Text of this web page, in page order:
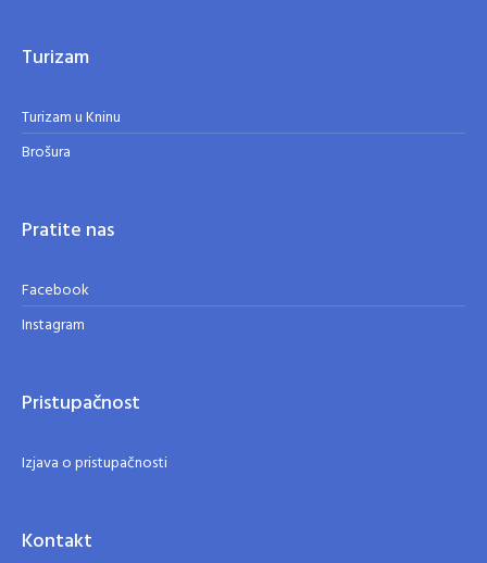
Turizam
Turizam u Kninu
Brošura
Pratite nas
Facebook
Instagram
Pristupačnost
Izjava o pristupačnosti
Kontakt